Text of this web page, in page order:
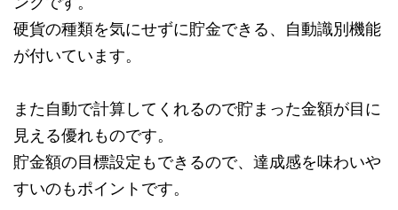
硬貨の種類を気にせずに貯金できる、自動識別機能
が付いています。
また自動で計算してくれるので貯まった金額が目に
見える優れものです。
貯金額の目標設定もできるので、達成感を味わいや
すいのもポイントです。